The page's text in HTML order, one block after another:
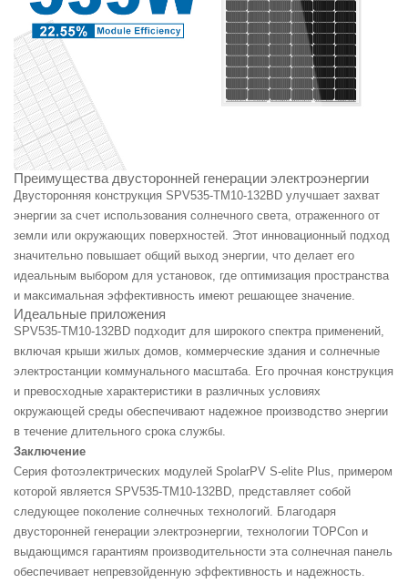
Преимущества двусторонней генерации электроэнергии
Двусторонняя конструкция SPV535-TM10-132BD улучшает захват
энергии за счет использования солнечного света, отраженного от
земли или окружающих поверхностей. Этот инновационный подход
значительно повышает общий выход энергии, что делает его
идеальным выбором для установок, где оптимизация пространства
и максимальная эффективность имеют решающее значение.
Идеальные приложения
SPV535-TM10-132BD подходит для широкого спектра применений,
включая крыши жилых домов, коммерческие здания и солнечные
электростанции коммунального масштаба. Его прочная конструкция
и превосходные характеристики в различных условиях
окружающей среды обеспечивают надежное производство энергии
в течение длительного срока службы.
Заключение
Серия фотоэлектрических модулей SpolarPV S-elite Plus, примером
которой является SPV535-TM10-132BD, представляет собой
следующее поколение солнечных технологий. Благодаря
двусторонней генерации электроэнергии, технологии TOPCon и
выдающимся гарантиям производительности эта солнечная панель
обеспечивает непревзойденную эффективность и надежность.